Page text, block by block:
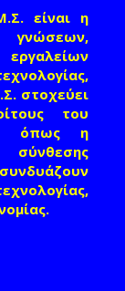
είναι η
στοχεύει
του
όπως η